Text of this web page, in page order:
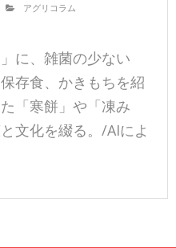
アグリコラム
に、雑菌の少ない
存食、かきもちを紹
「寒餅」や「凍み
文化を綴る。/AIによ